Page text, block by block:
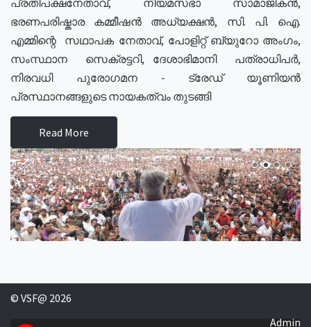
ഭരണപരിഷ്കാര കമ്മീഷൻ അധ്യക്ഷൻ, സി. പി. ഐ.
എമ്മിന്റെ സഥാപക നേതാവ്, പോളിറ്റ് ബ്യുറോ അംഗം,
സംസ്ഥാന സെക്രട്ടറി, ദേശാഭിമാനി പത്രാധിപർ,
നിരവധി പുരോഗമന - ട്രേഡ് യൂണിയൻ
പ്രസ്ഥാനങ്ങളുടെ നായകത്വം തുടങ്ങി
Read More
© VSF@ 2026
Admin